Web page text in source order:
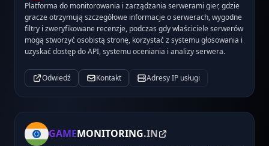
Platforma do monitorowania i zarządzania serwerami gier, gdzie
gracze otrzymują szczegółowe informacje o serwerach, wygodne
filtry i zweryfikowane recenzje, podczas gdy właściciele serwerów
mogą stworzyć osobistą stronę, korzystać z systemu głosowania i
uzyskać dostęp do API, systemu oceniania i analizy serwera.
Odwiedź Kontakt Adresy IP usługi
GAMEMONITORING.IN